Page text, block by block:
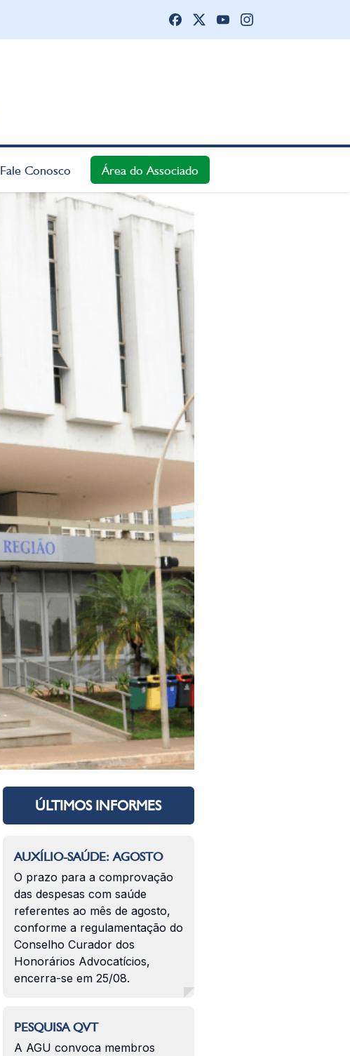
Fale Conosco Área do Associado
ÚLTIMOS INFORMES
AUXÍLIO-SAÚDE: AGOSTO
O prazo para a comprovação
das despesas com saúde
referentes ao mês de agosto,
conforme a regulamentação do
Conselho Curador dos
Honorários Advocatícios,
encerra-se em 25/08.
PESQUISA QVT
A AGU convoca membros